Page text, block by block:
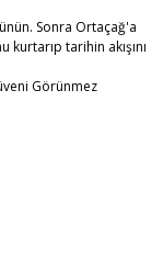
Sonra Ortaçağ'a
kurtarıp tarihin akışını
Görünmez